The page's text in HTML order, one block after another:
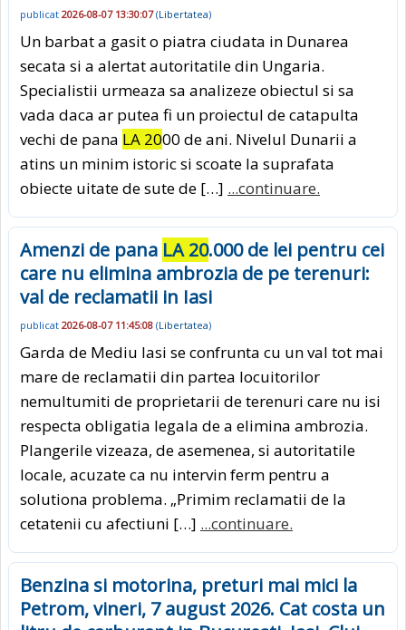
publicat 2026-08-07 13:30:07(Libertatea)
Un barbat a gasit o piatra ciudata in Dunarea
secata si a alertat autoritatile din Ungaria.
Specialistii urmeaza sa analizeze obiectul si sa
vada daca ar putea fi un proiectul de catapulta
vechi de pana LA 2000 de ani. Nivelul Dunarii a
atins un minim istoric si scoate la suprafata
obiecte uitate de sute de […] ...continuare.
Amenzi de pana LA 20.000 de lei pentru cei
care nu elimina ambrozia de pe terenuri:
val de reclamatii in Iasi
publicat 2026-08-07 11:45:08 (Libertatea)
Garda de Mediu Iasi se confrunta cu un val tot mai
mare de reclamatii din partea locuitorilor
nemultumiti de proprietarii de terenuri care nu isi
respecta obligatia legala de a elimina ambrozia.
Plangerile vizeaza, de asemenea, si autoritatile
locale, acuzate ca nu intervin ferm pentru a
solutiona problema. „Primim reclamatii de la
cetatenii cu afectiuni […] ...continuare.
Benzina si motorina, preturi mai mici la
Petrom, vineri, 7 august 2026. Cat costa un